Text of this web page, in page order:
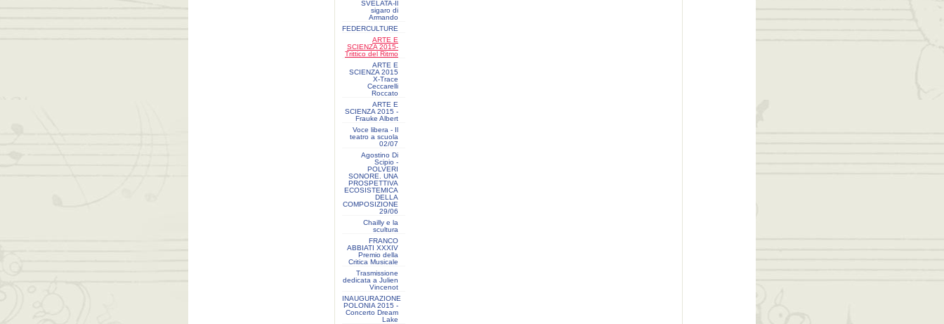
SVELATA-Il
sigaro di
Armando
FEDERCULTURE
ARTE E
SCIENZA 2015-
Trittico del Ritmo
ARTE E
SCIENZA 2015
X-Trace
Ceccarelli
Roccato
ARTE E
SCIENZA 2015 -
Frauke Albert
Voce libera - Il
teatro a scuola
02/07
Agostino Di
Scipio -
POLVERI
SONORE. UNA
PROSPETTIVA
ECOSISTEMICA
DELLA
COMPOSIZIONE
29/06
Chailly e la
scultura
FRANCO
ABBIATI XXXIV
Premio della
Critica Musicale
Trasmissione
dedicata a Julien
Vincenot
INAUGURAZIONE
POLONIA 2015 -
Concerto Dream
Lake